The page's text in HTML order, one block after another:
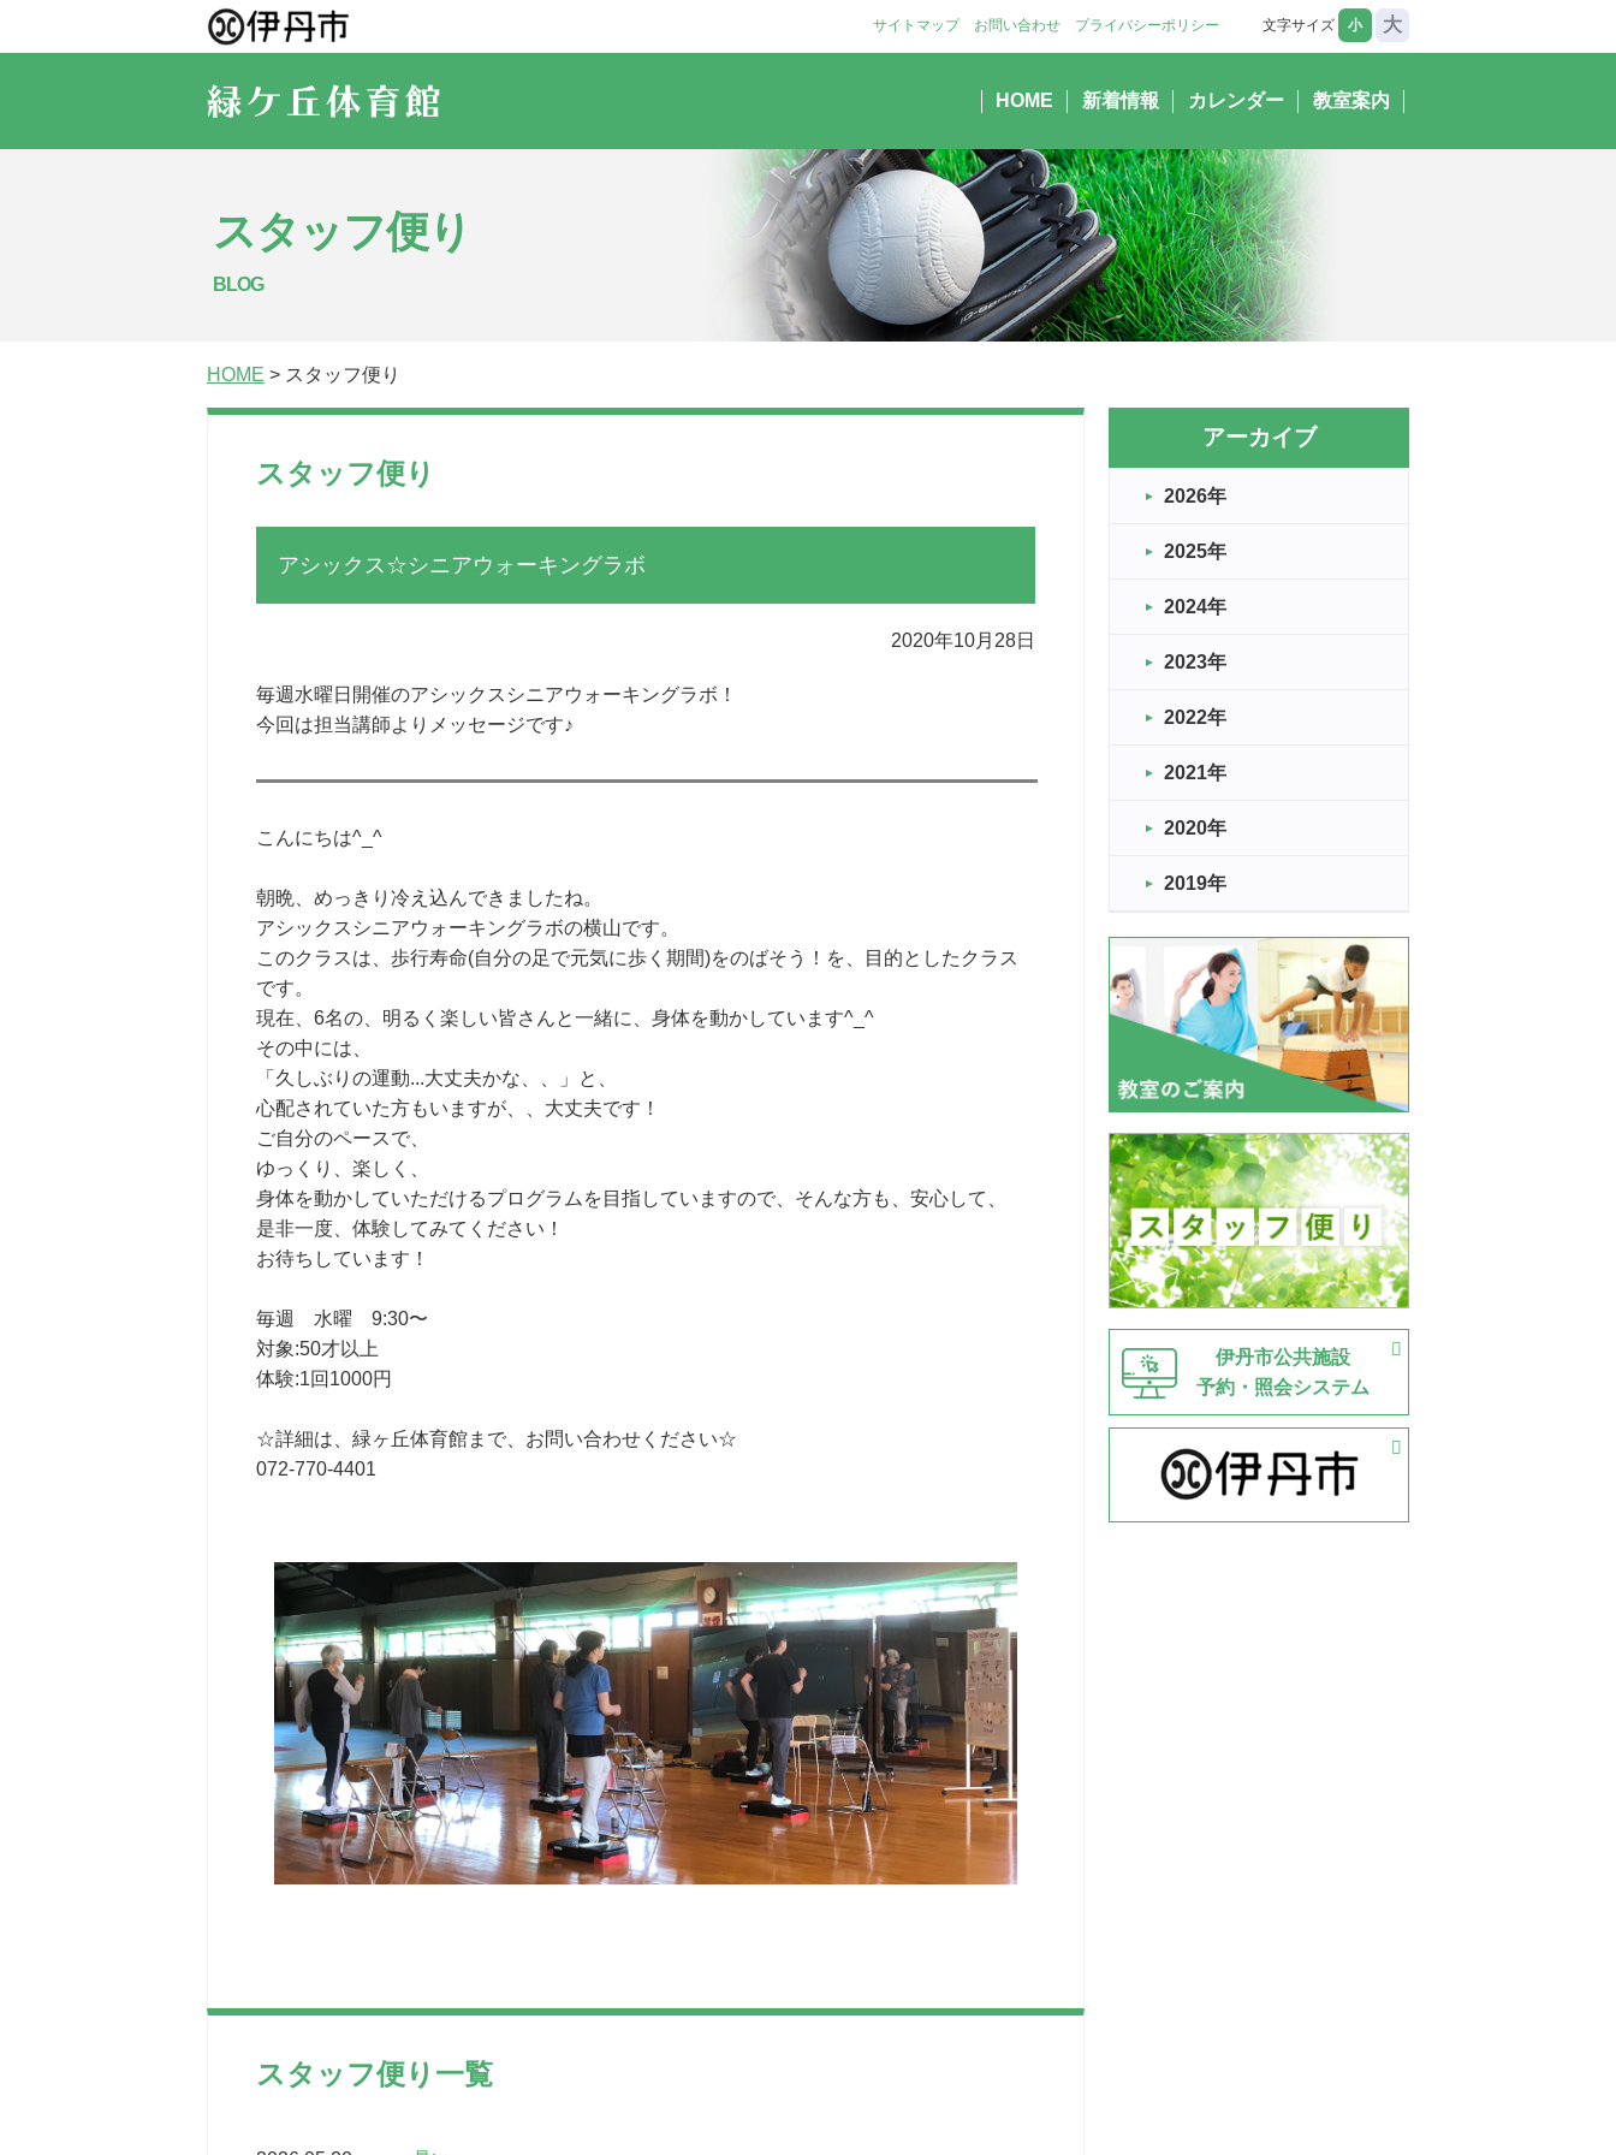
サイトマップ お問い合わせ プライバシーポリシー
HOME 新着情報 カレンダー 教室案内
文字サイズ 小 大
スタッフ便り
BLOG
HOME > スタッフ便り
スタッフ便り
アシックス☆シニアウォーキングラボ
2020年10月28日
毎週水曜日開催のアシックスシニアウォーキングラボ！
今回は担当講師よりメッセージです♪
こんにちは^_^
朝晩、めっきり冷え込んできましたね。
アシックスシニアウォーキングラボの横山です。
このクラスは、歩行寿命(自分の足で元気に歩く期間)をのばそう！を、目的としたクラス
です。
現在、6名の、明るく楽しい皆さんと一緒に、身体を動かしています^_^
その中には、
「久しぶりの運動...大丈夫かな、、」と、
心配されていた方もいますが、、大丈夫です！
ご自分のペースで、
ゆっくり、楽しく、
身体を動かしていただけるプログラムを目指していますので、そんな方も、安心して、
是非一度、体験してみてください！
お待ちしています！
毎週 水曜 9:30〜
対象:50才以上
体験:1回1000円
☆詳細は、緑ヶ丘体育館まで、お問い合わせください☆
072-770-4401
スタッフ便り一覧
アーカイブ
2026年
2025年
2024年
2023年
2022年
2021年
2020年
2019年
伊丹市公共施設
予約・照会システム